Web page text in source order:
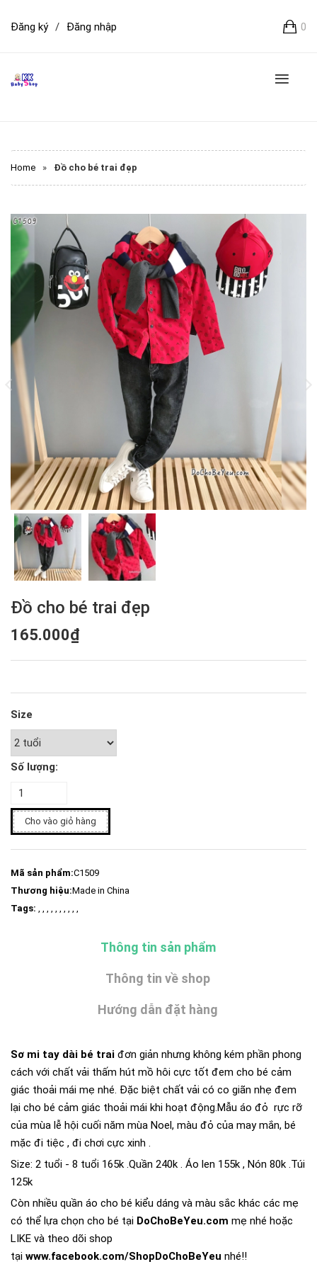
0
Đăng ký / Đăng nhập
Home » Đồ cho bé trai đẹp
Đồ cho bé trai đẹp
165.000₫
Size
Số lượng:
Cho vào giỏ hàng
Mã sản phẩm:C1509
Thương hiệu:Made in China
Tags: , , , , , , , , , ,
Thông tin sản phẩm
Thông tin về shop
Hướng dẫn đặt hàng
Sơ mi tay dài bé trai đơn giản nhưng không kém phần phong
cách với chất vải thấm hút mồ hôi cực tốt đem cho bé cảm
giác thoải mái mẹ nhé. Đặc biệt chất vải có co giãn nhẹ đem
lại cho bé cảm giác thoải mái khi hoạt động.Mẫu áo đỏ rực rỡ
của mùa lễ hội cuối năm mùa Noel, màu đỏ của may mắn, bé
mặc đi tiệc , đi chơi cực xinh .
Size: 2 tuổi - 8 tuổi 165k .Quần 240k . Áo len 155k , Nón 80k .Túi
125k
Còn nhiều quần áo cho bé kiểu dáng và màu sắc khác các mẹ
có thể lựa chọn cho bé tại DoChoBeYeu.com mẹ nhé hoặc
LIKE và theo dõi shop
tại www.facebook.com/ShopDoChoBeYeu nhé!!